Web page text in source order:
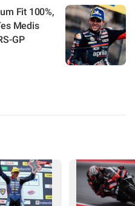
Fit 100%,
Medis
GP